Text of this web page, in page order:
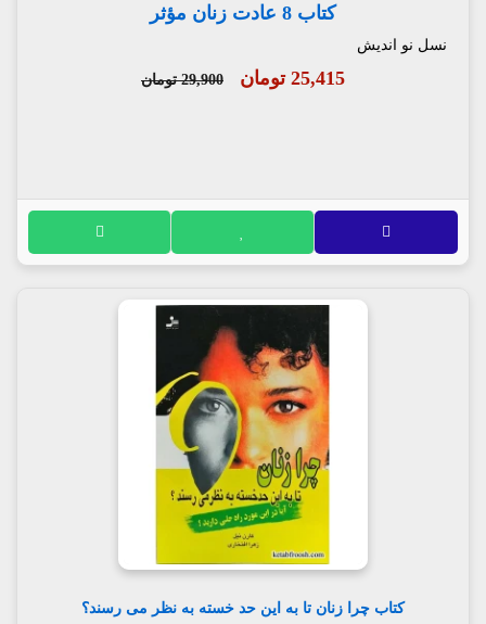
کتاب 8 عادت زنان مؤثر
نسل نو اندیش
25,415 تومان 29,900 تومان
کتاب چرا زنان تا به این حد خسته به نظر می رسند؟